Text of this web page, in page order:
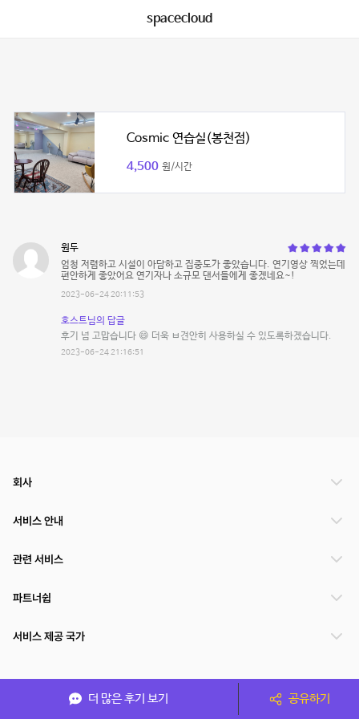
spacecloud
Cosmic 연습실(봉천점)
4,500 원/시간
원두
엄청 저렴하고 시설이 아담하고 집중도가 좋았습니다. 연기영상 찍었는데
편안하게 좋았어요 연기자나 소규모 댄서들에게 좋겠네요~!
2023-06-24 20:11:53
호스트님의 답글
후기 넘 고맙습니다 😄 더욱 ㅂ견안히 사용하실 수 있도록하겠습니다.
2023-06-24 21:16:51
더 많은 후기 보기 공유하기
회사
서비스 안내
관련 서비스
파트너쉽
서비스 제공 국가
(주)NSPACE 사업자정보